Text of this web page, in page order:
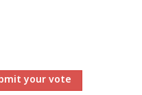
your vote